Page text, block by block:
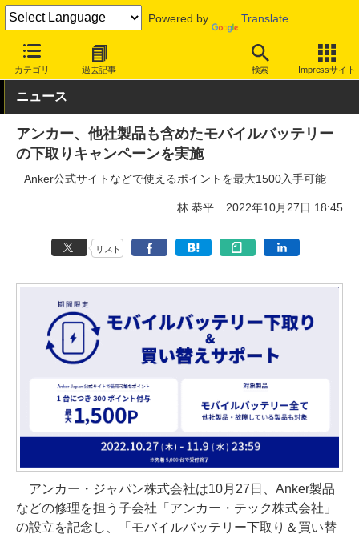
Powered by Translate
カテゴリ 過去記事 検索 Impressサイト
INTERNET Watch ハードウェア
ニュース
アンカー、他社製品も含めたモバイルバッテリー
の下取りキャンペーンを実施
Anker公式サイトなどで使えるポイントを最大1500入手可能
林 恭平 2022年10月27日 18:45
リスト
アンカー・ジャパン株式会社は10月27日、Anker製品
などの修理を担う子会社「アンカー・テック株式会社」
の設立を記念し、「モバイルバッテリー下取り＆買い替